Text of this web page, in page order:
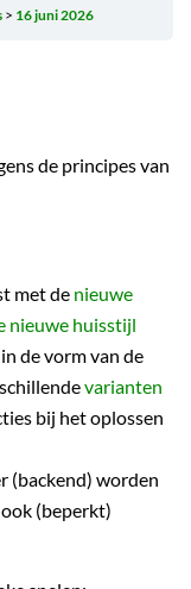
16 juni 2026
de principes van
met de nieuwe
nieuwe huisstijl
de vorm van de
varianten
bij het oplossen
(backend) worden
(beperkt)